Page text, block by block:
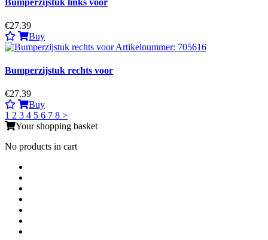
€27.39
Buy
Bumperzijstuk rechts voor
€27.39
Buy
1 2 3 4 5 6 7 8 >
Your shopping basket
No products in cart